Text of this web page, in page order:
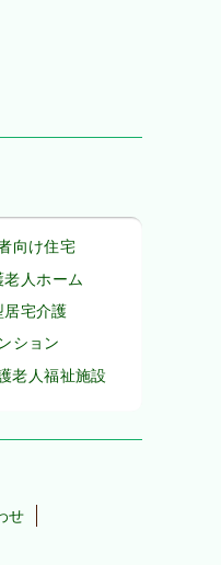
向け住宅
老人ホーム
居宅介護
ション
老人福祉施設
せ